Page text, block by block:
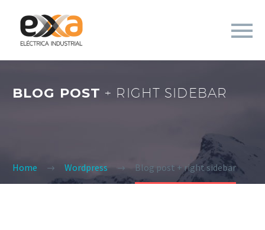
BLOG POST+ RIGHT SIDEBAR
Home Wordpress Blog post + right sidebar